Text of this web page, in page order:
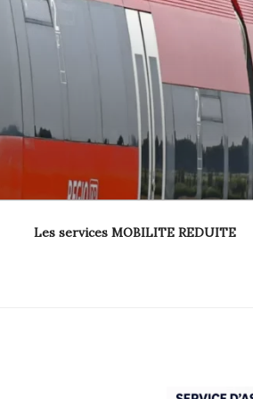
Les services MOBILITE REDUITE